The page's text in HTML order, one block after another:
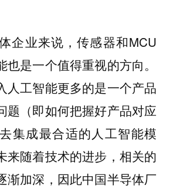
企业来说，传感器和MCU
是一个值得重视的方向。
人工智能更多的是一个产品
题（即如何把握好产品对应
集成最合适的人工智能模
来随着技术的进步，相关的
渐加深，因此中国半导体厂